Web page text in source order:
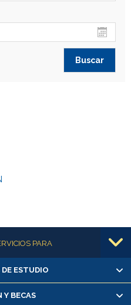
PARA
os
en línea
ESTUDIO
Y BECAS